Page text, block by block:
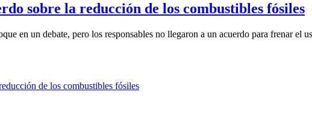
sobre la reducción de los combustibles fósiles
en un debate, pero los responsables no llegaron a un acuerdo para frenar el